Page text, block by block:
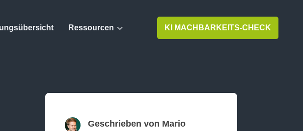
3
Ressourcen KI MACHBARKEITS-CHECK
Geschrieben von Mario